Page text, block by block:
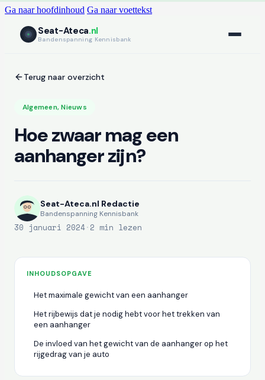
Ga naar hoofdinhoud Ga naar voettekst
Seat-Ateca.nl
Bandenspanning Kennisbank
Terug naar overzicht
Algemeen,Nieuws
Hoe zwaar mag een
aanhanger zijn?
Seat-Ateca.nl Redactie
Bandenspanning Kennisbank
30 januari 2024· 2 min lezen
INHOUDSOPGAVE
Het maximale gewicht van een aanhanger
Het rijbewijs dat je nodig hebt voor het trekken van
een aanhanger
De invloed van het gewicht van de aanhanger op het
rijgedrag van je auto